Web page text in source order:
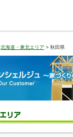
北海道・東北エリア > 秋田県